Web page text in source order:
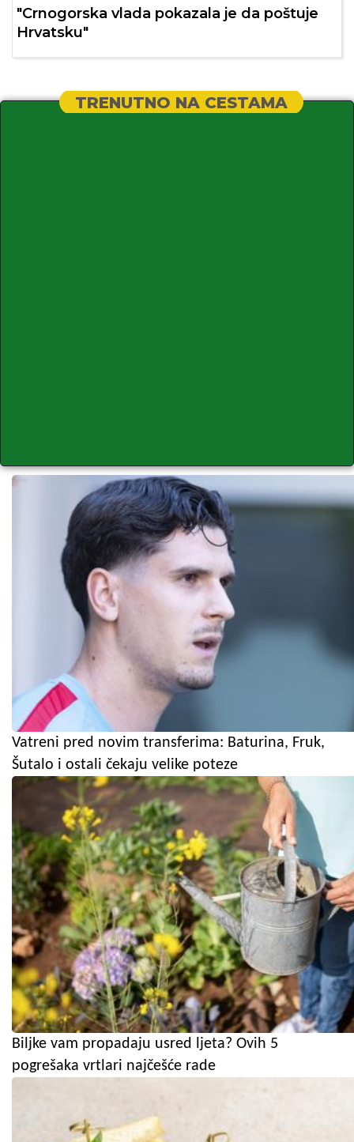
"Crnogorska vlada pokazala je da poštuje
Hrvatsku"
TRENUTNO NA CESTAMA
Vatreni pred novim transferima: Baturina, Fruk,
Šutalo i ostali čekaju velike poteze
Biljke vam propadaju usred ljeta? Ovih 5
pogrešaka vrtlari najčešće rade